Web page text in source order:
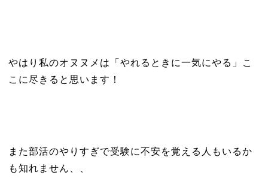
やはり私のオヌヌメは「やれるときに一気にやる」こ
こに尽きると思います！
また部活のやりすぎで受験に不安を覚える人もいるか
も知れません、、